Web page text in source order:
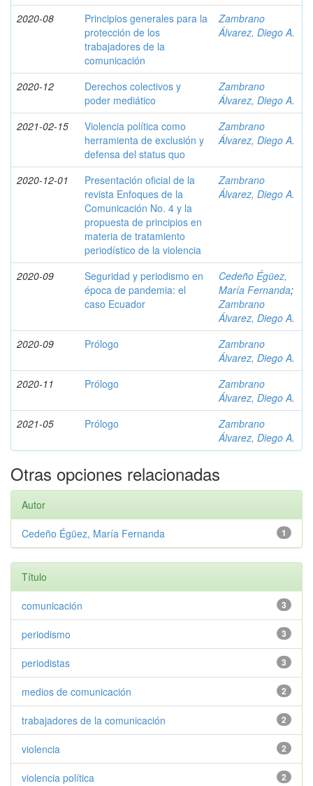
2020-08
Principios generales para la
protección de los
trabajadores de la
comunicación
Zambrano
Álvarez, Diego A.
2020-12
Derechos colectivos y
poder mediático
Zambrano
Álvarez, Diego A.
2021-02-15
Violencia política como
herramienta de exclusión y
defensa del status quo
Zambrano
Álvarez, Diego A.
2020-12-01
Presentación oficial de la
revista Enfoques de la
Comunicación No. 4 y la
propuesta de principios en
materia de tratamiento
periodístico de la violencia
Zambrano
Álvarez, Diego A.
2020-09
Seguridad y periodismo en
época de pandemia: el
caso Ecuador
Cedeño Égüez,
María Fernanda;
Zambrano
Álvarez, Diego A.
2020-09
Prólogo
Zambrano
Álvarez, Diego A.
2020-11
Prólogo
Zambrano
Álvarez, Diego A.
2021-05
Prólogo
Zambrano
Álvarez, Diego A.
Otras opciones relacionadas
Autor
1
Cedeño Égüez, María Fernanda
Título
3
comunicación
3
periodismo
3
periodistas
2
medios de comunicación
2
trabajadores de la comunicación
2
violencia
2
violencia política